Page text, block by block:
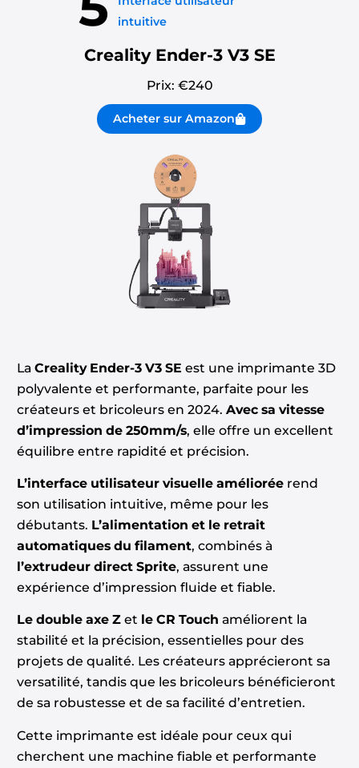
intuitive
Creality Ender-3 V3 SE
Prix: €240
Acheter sur Amazon
La Creality Ender-3 V3 SE est une imprimante 3D
polyvalente et performante, parfaite pour les
créateurs et bricoleurs en 2024. Avec sa vitesse
d’impression de 250mm/s, elle offre un excellent
équilibre entre rapidité et précision.
L’interface utilisateur visuelle amélioréerend
son utilisation intuitive, même pour les
débutants. L’alimentation et le retrait
automatiques du filament, combinés à
l’extrudeur direct Sprite, assurent une
expérience d’impression fluide et fiable.
Le double axe Zet le CR Touch améliorent la
stabilité et la précision, essentielles pour des
projets de qualité. Les créateurs apprécieront sa
versatilité, tandis que les bricoleurs bénéficieront
de sa robustesse et de sa facilité d’entretien.
Cette imprimante est idéale pour ceux qui
cherchent une machine fiable et performante